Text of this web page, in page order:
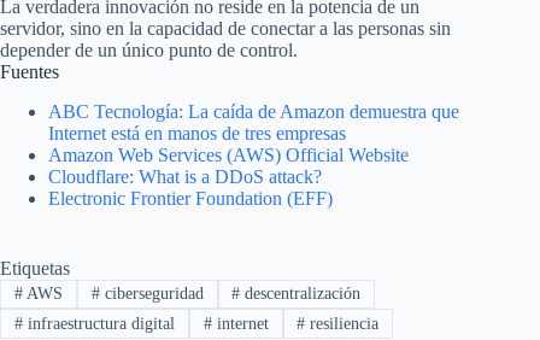
La verdadera innovación no reside en la potencia de un
servidor, sino en la capacidad de conectar a las personas sin
depender de un único punto de control.
Fuentes
ABC Tecnología: La caída de Amazon demuestra que
Internet está en manos de tres empresas
Amazon Web Services (AWS) Official Website
Cloudflare: What is a DDoS attack?
Electronic Frontier Foundation (EFF)
Etiquetas
#AWS #ciberseguridad # descentralización
#infraestructura digital #internet # resiliencia